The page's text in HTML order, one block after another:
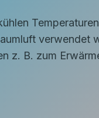
verwendet
z. B. zum